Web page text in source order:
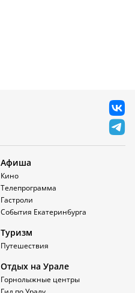
Афиша
Кино
Телепрограмма
Гастроли
События Екатеринбурга
Туризм
Путешествия
Отдых на Урале
Горнолыжные центры